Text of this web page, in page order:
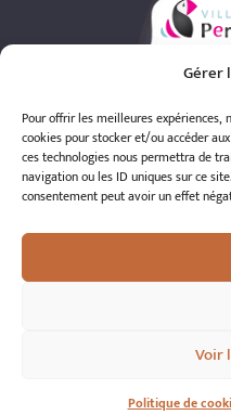
Gérer
Pour offrir les meilleures expériences,
cookies pour stocker et/ou accéder
ces technologies nous permettra de
navigation ou les ID uniques sur ce
consentement peut avoir un effet
Voir
Politique de
© 2026